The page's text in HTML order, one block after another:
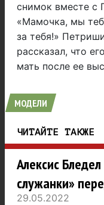
снимок вместе с
«Мамочка, мы
за тебя!»
рассказал, что
мать после ее
МОДЕЛИ
ЧИТАЙТЕ ТАКЖЕ
Алексис
служанки»
29.05.2022